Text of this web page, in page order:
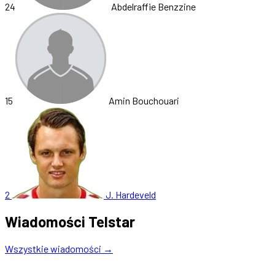
24 Abdelraffie Benzzine
15 Amin Bouchouari
2 J. Hardeveld
Wiadomości Telstar
Wszystkie wiadomości →